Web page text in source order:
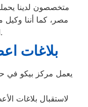
متخصصون لدينا
مصر، كما أننا
الخدمة التي نقدمها.
بلاغات